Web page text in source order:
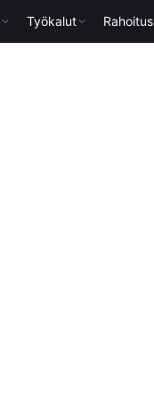
Työkalut Rahoitus